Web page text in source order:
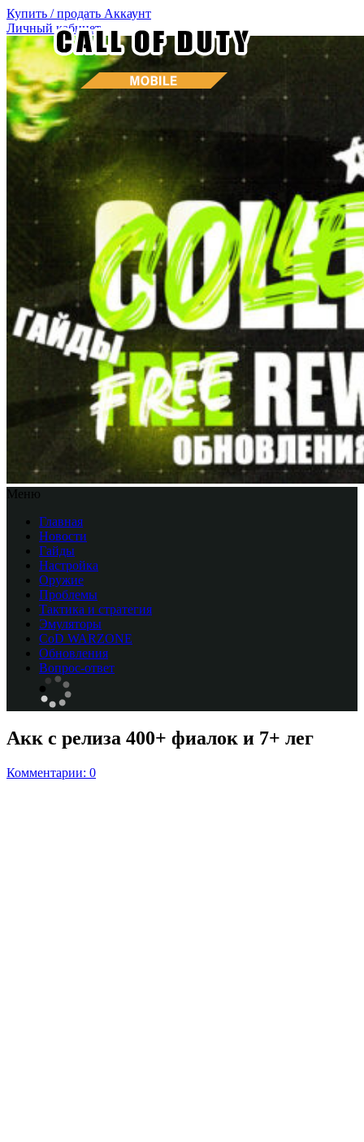
Купить / продать Аккаунт
Личный кабинет
Меню
Главная
Новости
Гайды
Настройка
Оружие
Проблемы
Тактика и стратегия
Эмуляторы
CоD WARZONE
Обновления
Вопрос-ответ
Акк с релиза 400+ фиалок и 7+ лег
Комментарии: 0